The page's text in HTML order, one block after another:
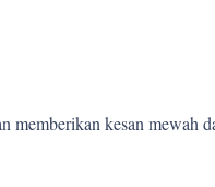
kesan mewah